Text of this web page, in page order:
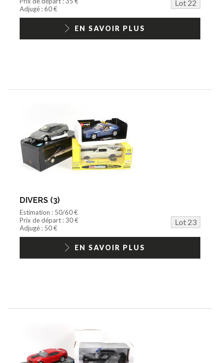
Lot 22
Adjugé : 60 €
EN SAVOIR PLUS
DIVERS (3)
Estimation : 50/60 €
Prix de départ : 30 €
Lot 23
Adjugé : 50 €
EN SAVOIR PLUS